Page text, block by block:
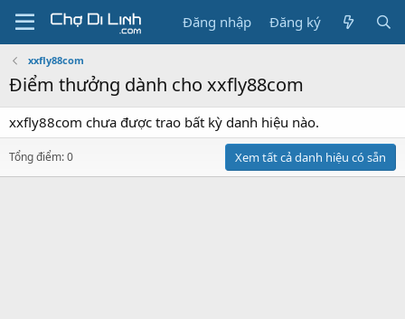
Đăng nhập Đăng ký
xxfly88com
Điểm thưởng dành cho xxfly88com
xxfly88com chưa được trao bất kỳ danh hiệu nào.
Tổng điểm: 0 Xem tất cả danh hiệu có sẵn